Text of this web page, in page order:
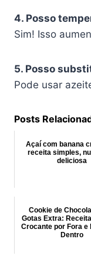
4. Posso
Sim! Isso
5. Posso
Pode usar
Posts
Açaí com banana
receita simples,
deliciosa
Cookie de
Gotas Extra:
Crocante por Fora e
Dentro